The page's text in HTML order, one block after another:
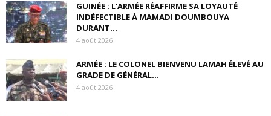
GUINÉE : L’ARMÉE RÉAFFIRME SA LOYAUTÉ
INDÉFECTIBLE À MAMADI DOUMBOUYA
DURANT...
4 août 2026
ARMÉE : LE COLONEL BIENVENU LAMAH ÉLEVÉ AU
GRADE DE GÉNÉRAL...
4 août 2026